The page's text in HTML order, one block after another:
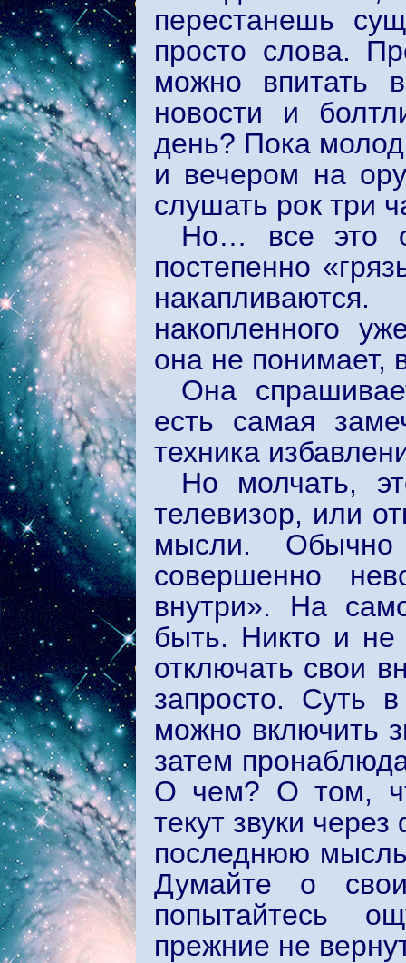
перестанешь
просто слова.
можно впитать
новости и
день? Пока
и вечером на
слушать рок три
Но… все это
постепенно
накопленного
она не понимает,
Она
есть самая
техника
Но молчать,
телевизор, или
мысли.
совершенно
внутри». На
быть. Никто и не
отключать свои
запросто. Суть
можно включить
затем
О чем? О том,
текут звуки
последнюю
Думайте о
попытайтесь
прежние не